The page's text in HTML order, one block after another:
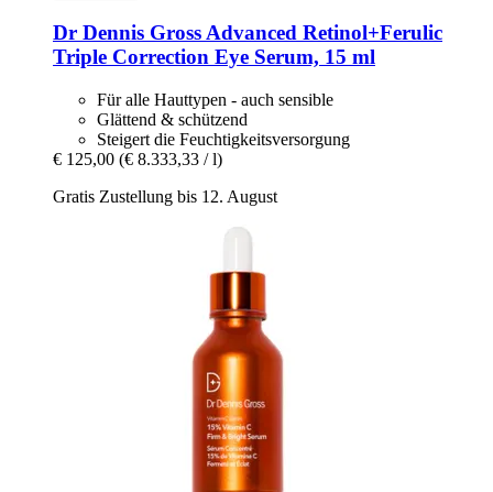
Dr Dennis Gross Advanced Retinol+Ferulic
Triple Correction Eye Serum, 15 ml
Für alle Hauttypen - auch sensible
Glättend & schützend
Steigert die Feuchtigkeitsversorgung
€ 125,00 (€ 8.333,33 / l)
Gratis Zustellung bis 12. August